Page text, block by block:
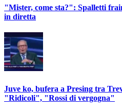
"Mister, come sta?": Spalletti
in diretta
Juve ko, bufera a Presing tra
"Ridicoli", "Rossi di vergogna"